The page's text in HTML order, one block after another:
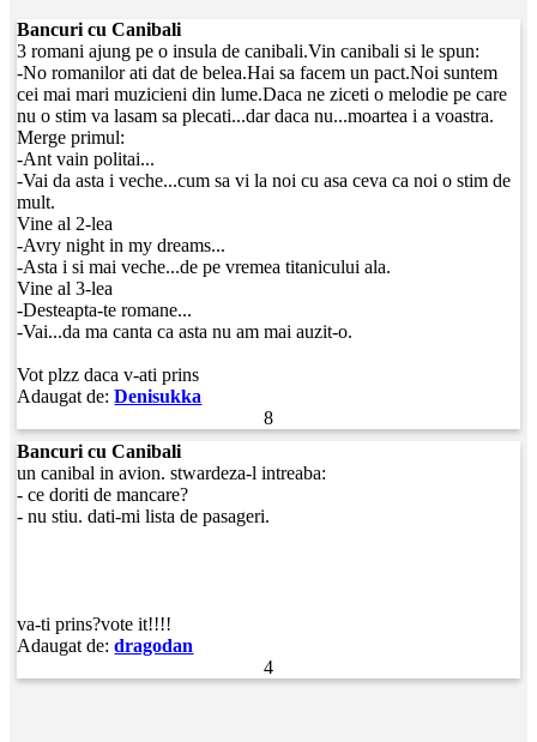
Bancuri cu Canibali
3 romani ajung pe o insula de canibali.Vin canibali si le spun:
-No romanilor ati dat de belea.Hai sa facem un pact.Noi suntem
cei mai mari muzicieni din lume.Daca ne ziceti o melodie pe care
nu o stim va lasam sa plecati...dar daca nu...moartea i a voastra.
Merge primul:
-Ant vain politai...
-Vai da asta i veche...cum sa vi la noi cu asa ceva ca noi o stim de
mult.
Vine al 2-lea
-Avry night in my dreams...
-Asta i si mai veche...de pe vremea titanicului ala.
Vine al 3-lea
-Desteapta-te romane...
-Vai...da ma canta ca asta nu am mai auzit-o.
Vot plzz daca v-ati prins
Adaugat de:Denisukka
8
Bancuri cu Canibali
un canibal in avion. stwardeza-l intreaba:
- ce doriti de mancare?
- nu stiu. dati-mi lista de pasageri.
va-ti prins?vote it!!!!
Adaugat de:dragodan
4